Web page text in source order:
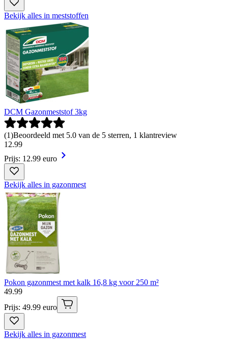
Bekijk alles in meststoffen
DCM Gazonmeststof 3kg
(1)Beoordeeld met 5.0 van de 5 sterren, 1 klantreview
12.99
Prijs: 12.99 euro
Bekijk alles in gazonmest
Pokon gazonmest met kalk 16,8 kg voor 250 m²
49.99
Prijs: 49.99 euro
Bekijk alles in gazonmest